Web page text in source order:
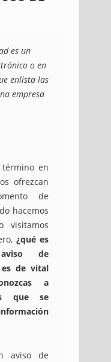
es un
o en
enlista las
empresa
en
ofrezcan
de
hacemos
visitamos
¿qué es
de
de vital
a
que se
aviso de